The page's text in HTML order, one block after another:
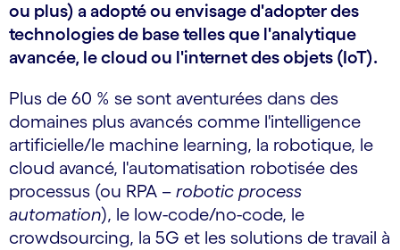
ou plus) a adopté ou envisage d'adopter des
technologies de base telles que l'analytique
avancée, le cloud ou l'internet des objets (IoT).
Plus de 60 % se sont aventurées dans des
domaines plus avancés comme l'intelligence
artificielle/le machine learning, la robotique, le
cloud avancé, l'automatisation robotisée des
processus (ou RPA – robotic process
automation), le low-code/no-code, le
crowdsourcing, la 5G et les solutions de travail à